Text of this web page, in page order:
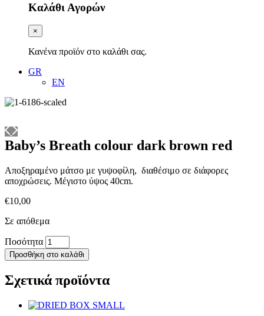
Καλάθι Αγορών
×
Κανένα προϊόν στο καλάθι σας.
GR
EN
Baby’s Breath colour dark brown red
Αποξηραμένο μάτσο με γυψοφίλη, διαθέσιμο σε διάφορες
αποχρώσεις. Μέγιστο ύψος 40cm.
€10,00
Σε απόθεμα
Ποσότητα Baby’s
Breath
colour
dark
brown
ποσότητα
Προσθήκη στο καλάθι
Σχετικά προϊόντα